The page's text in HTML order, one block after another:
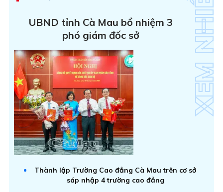
UBND tỉnh Cà Mau bổ nhiệm 3
phó giám đốc sở
Thành lập Trường Cao đẳng Cà Mau trên cơ sở
sáp nhập 4 trường cao đẳng